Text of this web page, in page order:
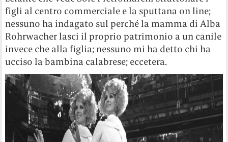
figli al centro commerciale e la sputtana on line;
nessuno ha indagato sul perché la mamma di Alba
Rohrwacher lasci il proprio patrimonio a un canile
invece che alla figlia; nessuno mi ha detto chi ha
ucciso la bambina calabrese; eccetera.